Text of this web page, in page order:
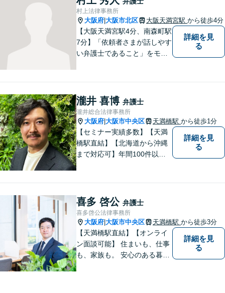
け、満足度の高い解決を目指
します【放出駅1分】
村上法律事務所
大阪府 大阪市北区 大阪天満宮駅 から徒歩4分
【大阪天満宮駅4分、南森町駅
7分】「依頼者さまが話しやす
い弁護士であること」をモッ
と丁寧に説明していきますの
で、法律相談が初めての方で
も安心してお問合せくださ
い。
詳細を見
る
瀧井 喜博 弁護士
瀧井総合法律事務所
大阪府 大阪市中央区 天満橋駅 から徒歩1分
【セミナー実績多数】【天満
橋駅直結】【北海道から沖縄
まで対応可】年間100件以上
すくご説明します【土日対応
可】【電話・メール・LINEで
面談予約可】
詳細を見
る
喜多 啓公 弁護士
喜多啓公法律事務所
大阪府 大阪市中央区 天満橋駅 から徒歩3分
【天満橋駅直結】【オンライ
ン面談可能】 住まいも、仕事
も、家族も。 安心のある暮ら
詳細を見
る